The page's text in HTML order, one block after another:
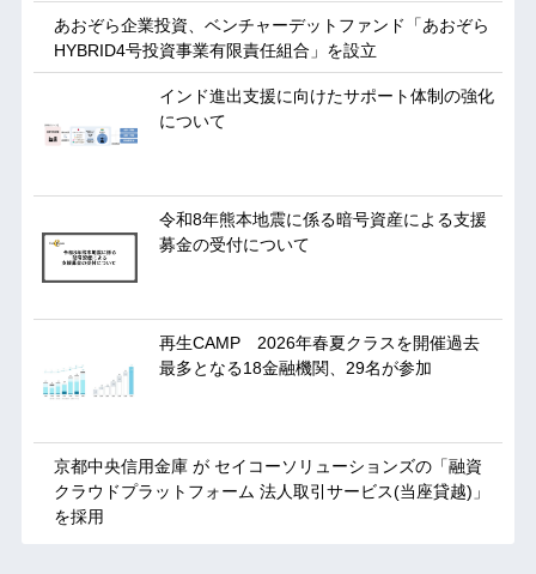
あおぞら企業投資、ベンチャーデットファンド「あおぞら
HYBRID4号投資事業有限責任組合」を設立
インド進出支援に向けたサポート体制の強化
について
令和8年熊本地震に係る暗号資産による支援
募金の受付について
再生CAMP 2026年春夏クラスを開催過去
最多となる18金融機関、29名が参加
京都中央信用金庫 が セイコーソリューションズの「融資
クラウドプラットフォーム 法人取引サービス(当座貸越)」
を採用